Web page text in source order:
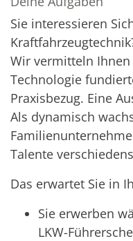
Sie interessieren
Wir vermitteln
Technologie
Praxisbezug. Eine
Als dynamisch
Talente
Das erwartet Sie in
Sie erwerben
LKW-